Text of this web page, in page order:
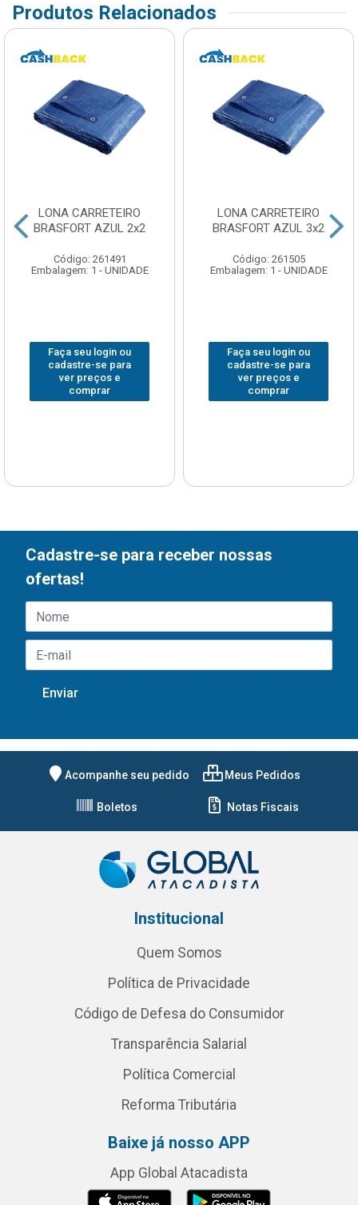
Produtos Relacionados
LONA CARRETEIRO
BRASFORT AZUL 2x2
Código: 261491
Embalagem: 1 - UNIDADE
Faça seu login ou
cadastre-se para
ver preços e
comprar
LONA CARRETEIRO
BRASFORT AZUL 3x2
Código: 261505
Embalagem: 1 - UNIDADE
Faça seu login ou
cadastre-se para
ver preços e
comprar
Cadastre-se para receber nossas
ofertas!
Acompanhe seu pedido Meus Pedidos
Boletos Notas Fiscais
Institucional
Quem Somos
Política de Privacidade
Código de Defesa do Consumidor
Transparência Salarial
Política Comercial
Reforma Tributária
Baixe já nosso APP
App Global Atacadista